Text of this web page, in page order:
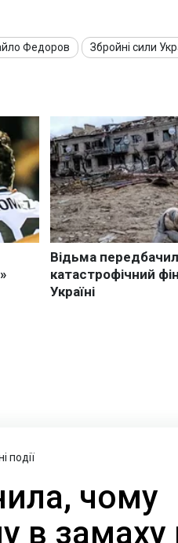
Федоров Збройні сили
події
чому
в замаху